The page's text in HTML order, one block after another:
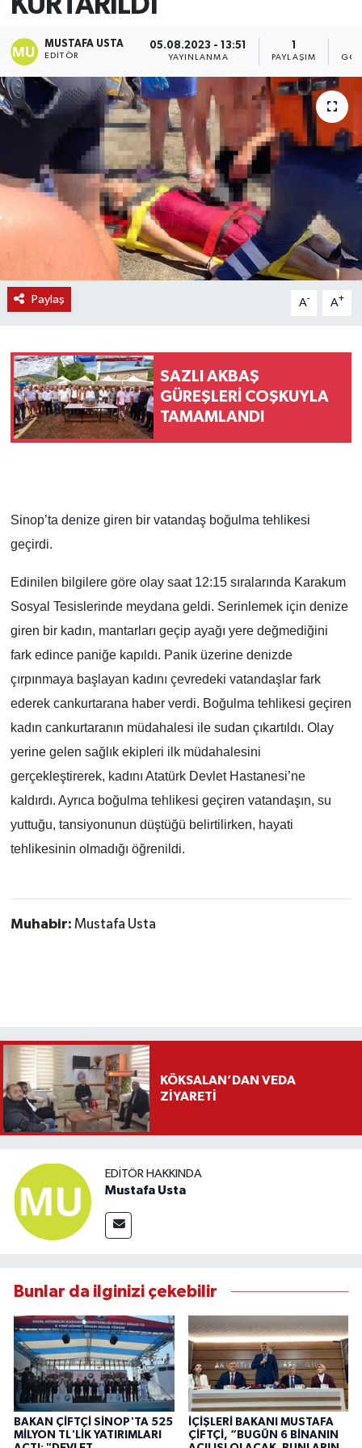
MUSTAFA USTA
EDITÖR
05.08.2023 - 13:51
YAYINLANMA
1
PAYLAŞIM
Paylaş A- A+
SAZLI AKBAŞ
GÜREŞLERİ COŞKUYLA
TAMAMLANDI
Sinop’ta denize giren bir vatandaş boğulma tehlikesi
geçirdi.
Edinilen bilgilere göre olay saat 12:15 sıralarında Karakum
Sosyal Tesislerinde meydana geldi. Serinlemek için denize
giren bir kadın, mantarları geçip ayağı yere değmediğini
fark edince paniğe kapıldı. Panik üzerine denizde
çırpınmaya başlayan kadını çevredeki vatandaşlar fark
ederek cankurtarana haber verdi. Boğulma tehlikesi geçiren
kadın cankurtaranın müdahalesi ile sudan çıkartıldı. Olay
yerine gelen sağlık ekipleri ilk müdahalesini
gerçekleştirerek, kadını Atatürk Devlet Hastanesi’ne
kaldırdı. Ayrıca boğulma tehlikesi geçiren vatandaşın, su
yuttuğu, tansiyonunun düştüğü belirtilirken, hayati
tehlikesinin olmadığı öğrenildi.
Muhabir: Mustafa Usta
KÖKSALAN’DAN VEDA
ZİYARETİ
EDITÖR HAKKINDA
Mustafa Usta
Bunlar da ilginizi çekebilir
BAKAN ÇİFTÇİ SİNOP'TA 525
MİLYON TL'LİK YATIRIMLARI
İÇİŞLERİ BAKANI MUSTAFA
ÇİFTÇİ, “BUGÜN 6 BİNANIN